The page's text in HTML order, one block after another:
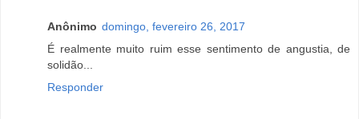
Anônimo domingo, fevereiro 26, 2017
É realmente muito ruim esse sentimento de angustia, de
solidão...
Responder